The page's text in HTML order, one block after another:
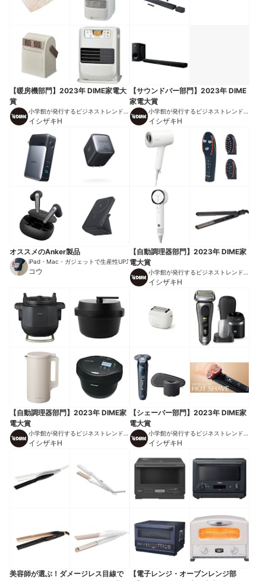
【暖房機部門】2023年 DIME家電大
賞
小学館が発行するビジネストレンドマ
ガジン
イシザキH
【サウンドバー部門】2023年 DIME
家電大賞
小学館が発行するビジネストレンドマ
ガジン
イシザキH
オススメのAnker製品
iPad・Mac・ガジェットで生産性UP⤴︎
コウ
【自動調理器部門】2023年 DIME家
電大賞
小学館が発行するビジネストレンドマ
ガジン
イシザキH
【自動調理器部門】2023年 DIME家
電大賞
小学館が発行するビジネストレンドマ
ガジン
イシザキH
【シェーバー部門】2023年 DIME家
電大賞
小学館が発行するビジネストレンドマ
ガジン
イシザキH
美容師が選ぶ！ダメージレス目線で
【電子レンジ・オーブンレンジ部